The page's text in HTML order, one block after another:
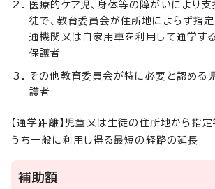
医療的ケア児、身体等の障がいにより
徒で、教育委員会が住所地によらず指
通機関又は自家用車を利用して通学す
保護者
その他教育委員会が特に必要と認める
護者
【通学距離】児童又は生徒の住所地から指
うち一般に利用し得る最短の経路の延長
補助額